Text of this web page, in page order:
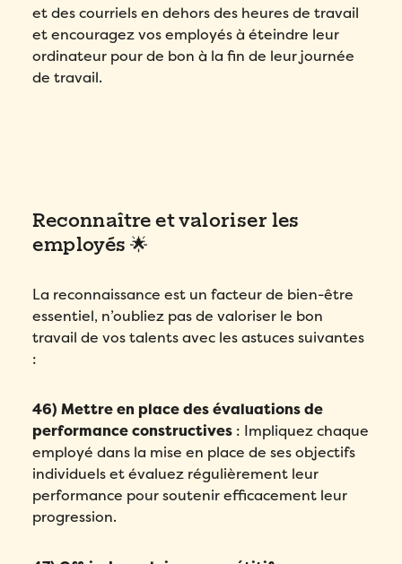
et des courriels en dehors des heures de travail
et encouragez vos employés à éteindre leur
ordinateur pour de bon à la fin de leur journée
de travail.
Reconnaître et valoriser les
employés 🌟
La reconnaissance est un facteur de bien-être
essentiel, n’oubliez pas de valoriser le bon
travail de vos talents avec les astuces suivantes
:
46) Mettre en place des évaluations de
performance constructives : Impliquez chaque
employé dans la mise en place de ses objectifs
individuels et évaluez régulièrement leur
performance pour soutenir efficacement leur
progression.